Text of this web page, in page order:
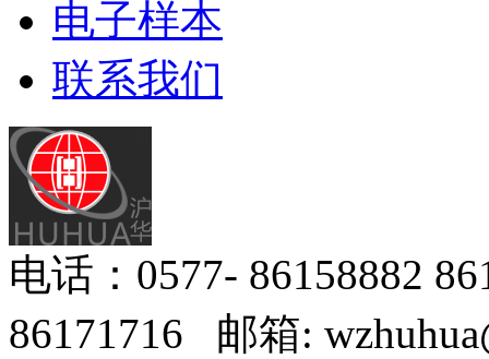
电子样本
联系我们
电话：0577- 86158882
86171716 邮箱: